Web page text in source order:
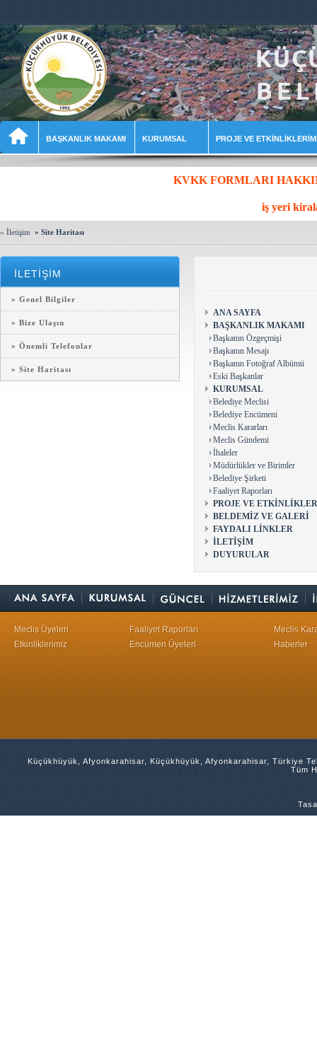
BAŞKANLIK MAKAMI KURUMSAL PROJE VE
KVKK FORMLARI
iş yeri
» İletişim » Site Haritası
İLETİŞİM
» Genel Bilgiler
» Bize Ulaşın
» Önemli Telefonlar
» Site Haritası
ANA SAYFA
BAŞKANLIK MAKAMI
Başkanın Özgeçmişi
Başkanın Mesajı
Başkanın Fotoğraf Albümü
Eski Başkanlar
KURUMSAL
Belediye Meclisi
Belediye Encümeni
Meclis Kararları
Meclis Gündemi
İhaleler
Müdürlükler ve Birimler
Belediye Şirketi
Faaliyet Raporları
PROJE VE
BELDEMİZ VE GALERİ
FAYDALI LİNKLER
İLETİŞİM
DUYURULAR
Meclis Üyeleri Faaliyet Raporları
Meclis
Etkinliklerimiz
Encümen Üyeleri Haberler
Küçükhüyük, Afyonkarahisar, Küçükhüyük, Afyonkarahisar, Türkiye
Tüm